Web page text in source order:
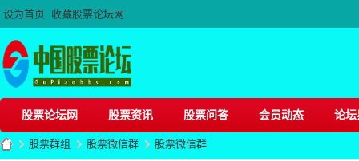
设为首页 收藏股票论坛网
股票论坛网 股票资讯 股票问答 会员动态 论坛
股票群组 股票微信群 股票微信群